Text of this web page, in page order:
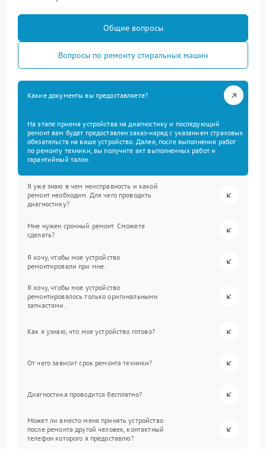
Общие вопросы
Вопросы по ремонту стиральных машин
Какие документы вы предоставляете?
На этапе приема устройства на диагностику и последующий
ремонт вам будет предоставлен заказ-наряд с указанием страховых
обязательств на ваше устройство. Далее, после выполнения работ
по ремонту техники, вы получите акт выполненных работ и
гарантийный талон.
Я уже знаю в чем неисправность и какой
ремонт необходим. Для чего проводить
диагностику?
Мне нужен срочный ремонт. Сможете
сделать?
Я хочу, чтобы мое устройство
ремонтировали при мне.
Я хочу, чтобы мое устройство
ремонтировалось только оригинальными
запчастями.
Как я узнаю, что мое устройство готово?
От чего зависит срок ремонта техники?
Диагностика проводится бесплатно?
Может ли вместо меня принять устройство
после ремонта другой человек, контактный
телефон которого я предоставлю?